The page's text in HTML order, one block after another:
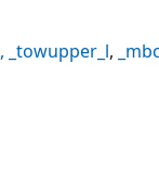
, _towupper_l,